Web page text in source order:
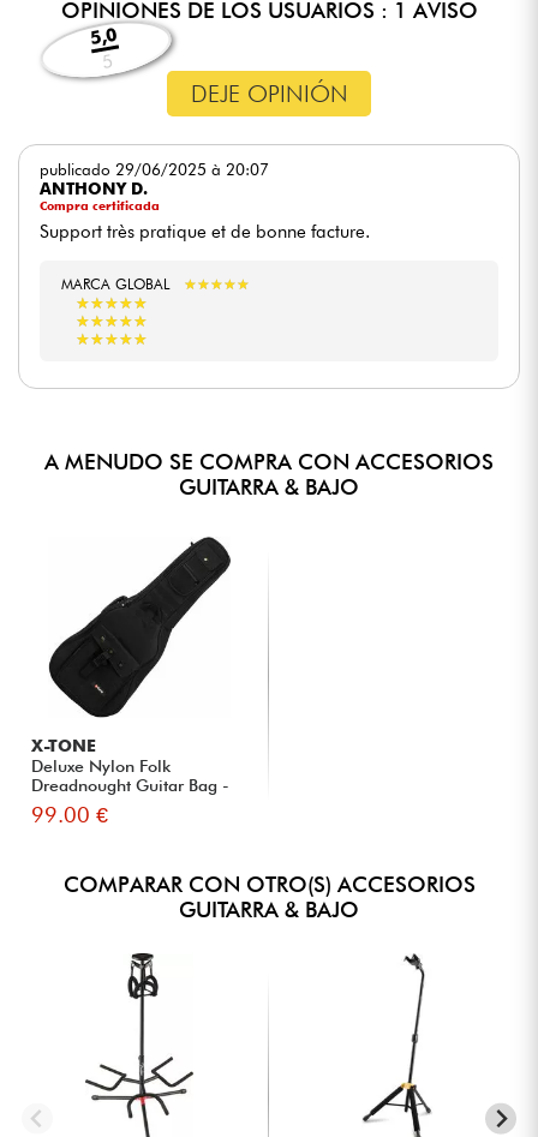
OPINIONES DE LOS USUARIOS : 1 AVISO
5,0
5
DEJE OPINIÓN
publicado 29/06/2025 à 20:07
ANTHONY D.
Compra certificada
Support très pratique et de bonne facture.
MARCA GLOBAL ★★★★★
★★★★★
★★★★★
★★★★★
★★★★★
★★★★★
★★★★★
★★★★★
A MENUDO SE COMPRA CON ACCESORIOS
GUITARRA & BAJO
X-TONE
Deluxe Nylon Folk
Dreadnought Guitar Bag -
Black
99.00 €
COMPARAR CON OTRO(S) ACCESORIOS
GUITARRA & BAJO